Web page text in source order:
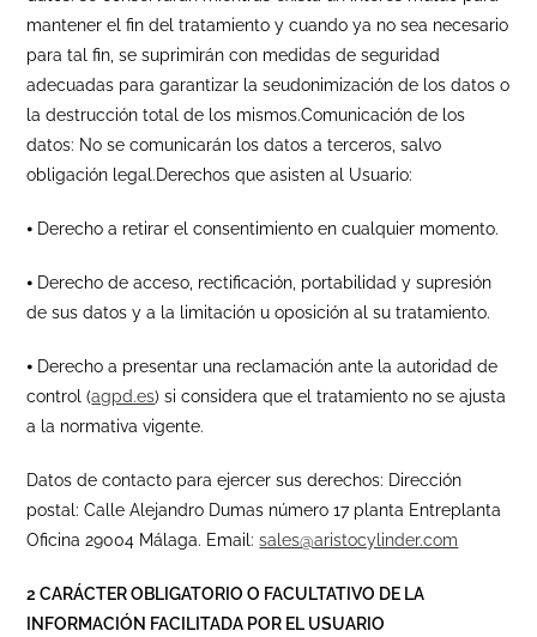
mantener el fin del tratamiento y cuando ya no sea necesario
para tal fin, se suprimirán con medidas de seguridad
adecuadas para garantizar la seudonimización de los datos o
la destrucción total de los mismos.Comunicación de los
datos: No se comunicarán los datos a terceros, salvo
obligación legal.Derechos que asisten al Usuario:
⦁ Derecho a retirar el consentimiento en cualquier momento.
⦁ Derecho de acceso, rectificación, portabilidad y supresión
de sus datos y a la limitación u oposición al su tratamiento.
⦁ Derecho a presentar una reclamación ante la autoridad de
control (agpd.es) si considera que el tratamiento no se ajusta
a la normativa vigente.
Datos de contacto para ejercer sus derechos: Dirección
postal: Calle Alejandro Dumas número 17 planta Entreplanta
Oficina 29004 Málaga. Email:sales@aristocylinder.com
2 CARÁCTER OBLIGATORIO O FACULTATIVO DE LA
INFORMACIÓN FACILITADA POR EL USUARIO